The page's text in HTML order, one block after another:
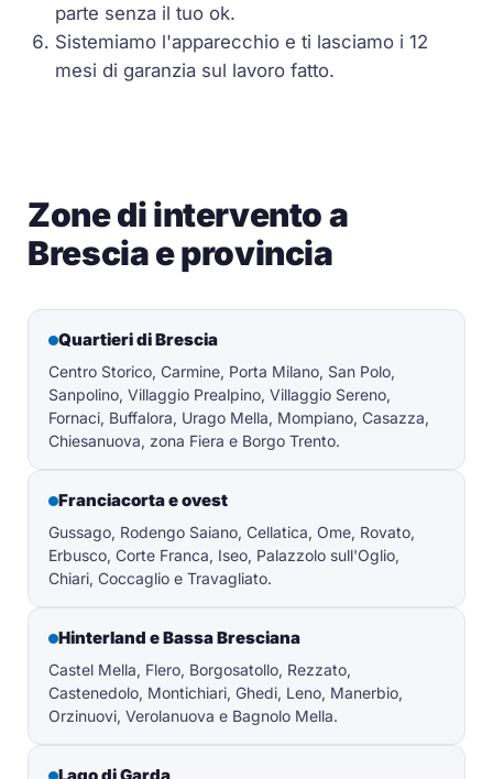
parte senza il tuo ok.
Sistemiamo l'apparecchio e ti lasciamo i 12
mesi di garanzia sul lavoro fatto.
Zone di intervento a
Brescia e provincia
Quartieri di Brescia
Centro Storico, Carmine, Porta Milano, San Polo,
Sanpolino, Villaggio Prealpino, Villaggio Sereno,
Fornaci, Buffalora, Urago Mella, Mompiano, Casazza,
Chiesanuova, zona Fiera e Borgo Trento.
Franciacorta e ovest
Gussago, Rodengo Saiano, Cellatica, Ome, Rovato,
Erbusco, Corte Franca, Iseo, Palazzolo sull'Oglio,
Chiari, Coccaglio e Travagliato.
Hinterland e Bassa Bresciana
Castel Mella, Flero, Borgosatollo, Rezzato,
Castenedolo, Montichiari, Ghedi, Leno, Manerbio,
Orzinuovi, Verolanuova e Bagnolo Mella.